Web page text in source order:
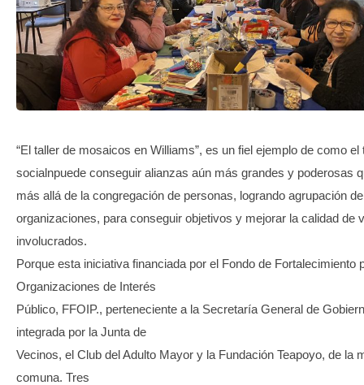
APP MÓVIL
TRANSPARENCIA
“El taller de mosaicos en Williams”, es un fiel ejemplo de como el
socialnpuede conseguir alianzas aún más grandes y poderosas
más allá de la congregación de personas, logrando agrupación de
organizaciones, para conseguir objetivos y mejorar la calidad de
involucrados.
Porque esta iniciativa financiada por el Fondo de Fortalecimiento
Organizaciones de Interés
Público, FFOIP., perteneciente a la Secretaría General de
integrada por la Junta de
Vecinos, el Club del Adulto Mayor y la Fundación Teapoyo, de la
comuna. Tres